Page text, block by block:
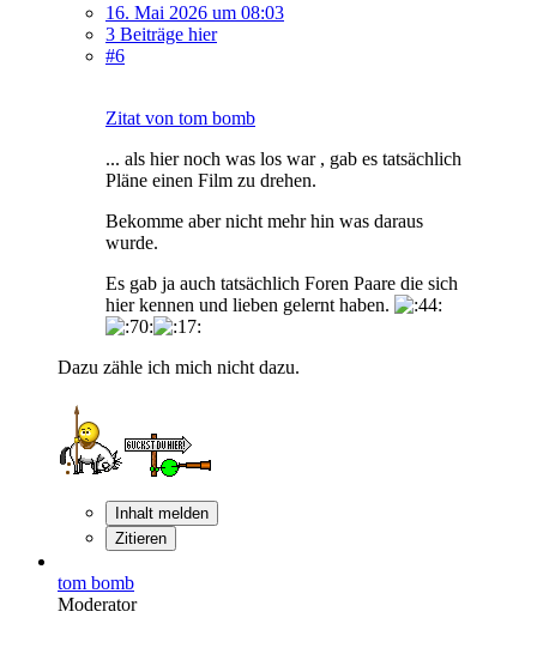
16. Mai 2026 um 08:03
3 Beiträge hier
#6
Zitat von tom bomb
... als hier noch was los war , gab es tatsächlich
Pläne einen Film zu drehen.
Bekomme aber nicht mehr hin was daraus
wurde.
Es gab ja auch tatsächlich Foren Paare die sich
hier kennen und lieben gelernt haben.
Dazu zähle ich mich nicht dazu.
Inhalt melden
Zitieren
tom bomb
Moderator